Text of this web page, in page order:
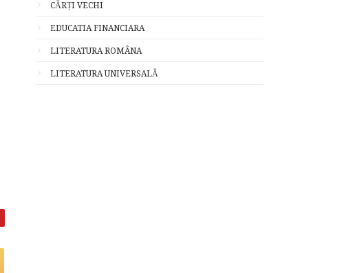
CĂRȚI VECHI
EDUCATIA FINANCIARA
LITERATURA ROMÂNA
LITERATURA UNIVERSALĂ